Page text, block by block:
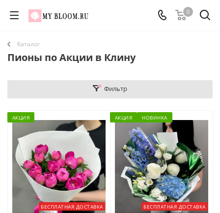
0
Каталог
Пионы по Акции в Клину
Фильтр
АКЦИЯ
БЕСПЛАТНАЯ ДОСТАВКА
АКЦИЯ НОВИНКА
БЕСПЛАТНАЯ ДОСТАВКА